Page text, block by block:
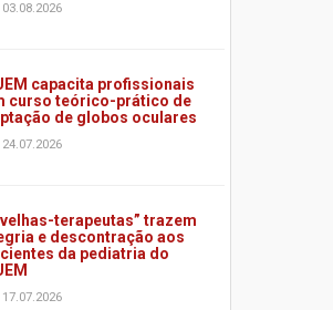
03.08.2026
capacita profissionais
curso teórico-prático de
de globos oculares
24.07.2026
terapeutas” trazem
e descontração aos
da pediatria do
17.07.2026